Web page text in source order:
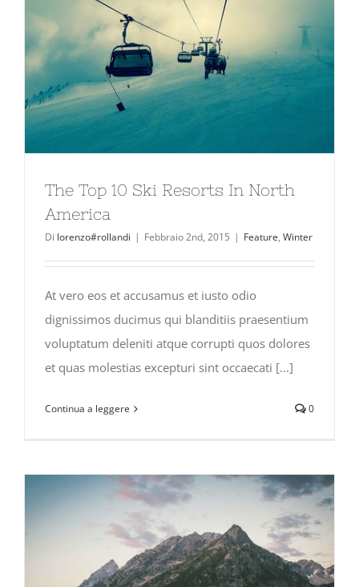
The Top 10 Ski Resorts In North
America
Di lorenzo#rollandi | Febbraio 2nd, 2015 | Feature, Winter
At vero eos et accusamus et iusto odio
dignissimos ducimus qui blanditiis praesentium
voluptatum deleniti atque corrupti quos dolores
et quas molestias excepturi sint occaecati [...]
Continua a leggere 0